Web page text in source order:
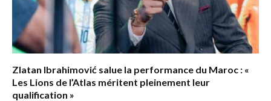
Zlatan Ibrahimović salue la performance du Maroc : «
Les Lions de l’Atlas méritent pleinement leur
qualification »